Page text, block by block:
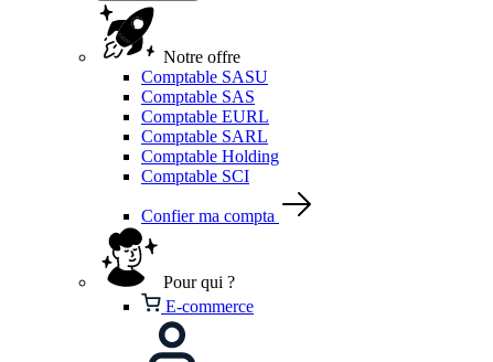
Notre offre
Comptable SASU
Comptable SAS
Comptable EURL
Comptable SARL
Comptable Holding
Comptable SCI
Confier ma compta
Pour qui ?
E-commerce